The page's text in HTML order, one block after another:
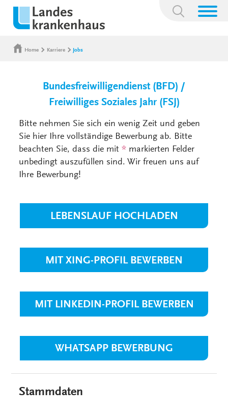
Suchbegriff:
Home Karriere Jobs
Bundesfreiwilligendienst (BFD) /
Freiwilliges Soziales Jahr (FSJ)
Bitte nehmen Sie sich ein wenig Zeit und geben
Sie hier Ihre vollständige Bewerbung ab. Bitte
beachten Sie, dass die mit* markierten Felder
unbedingt auszufüllen sind. Wir freuen uns auf
Ihre Bewerbung!
LEBENSLAUF HOCHLADEN
MIT XING-PROFIL BEWERBEN
MIT LINKEDIN-PROFIL BEWERBEN
WHATSAPP BEWERBUNG
Stammdaten